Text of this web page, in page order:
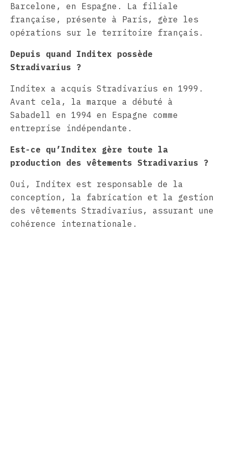
Barcelone, en Espagne. La filiale
française, présente à Paris, gère les
opérations sur le territoire français.
Depuis quand Inditex possède
Stradivarius ?
Inditex a acquis Stradivarius en 1999.
Avant cela, la marque a débuté à
Sabadell en 1994 en Espagne comme
entreprise indépendante.
Est-ce qu’Inditex gère toute la
production des vêtements Stradivarius ?
Oui, Inditex est responsable de la
conception, la fabrication et la gestion
des vêtements Stradivarius, assurant une
cohérence internationale.